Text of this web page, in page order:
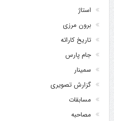
استاژ
برون مرزی
تاریخ کاراته
جام پارس
سمینار
گزارش تصویری
مسابقات
مصاحبه